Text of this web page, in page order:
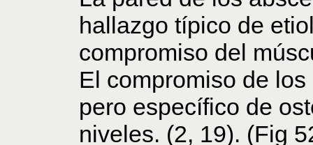
hallazgo típico de
compromiso del
El compromiso de
pero específico de
niveles. (2, 19). (Fig